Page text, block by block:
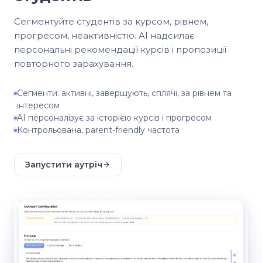
Сегментуйте студентів за курсом, рівнем,
прогресом, неактивністю. AI надсилає
персональні рекомендації курсів і пропозиції
повторного зарахування.
Сегменти: активні, завершують, сплячі, за рівнем та
інтересом
AI персоналізує за історією курсів і прогресом
Контрольована, parent-friendly частота
Запустити аутріч